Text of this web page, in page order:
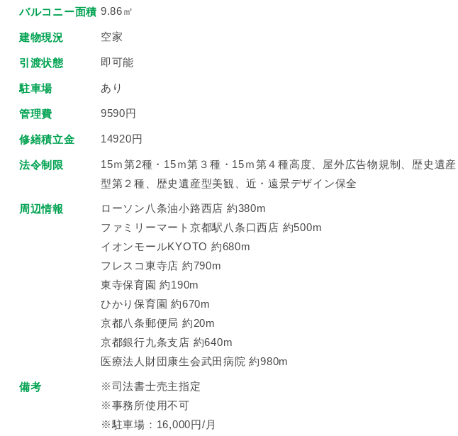
バルコニー面積 9.86㎡
建物現況 空家
引渡状態 即可能
駐車場 あり
管理費 9590円
修繕積立金 14920円
法令制限
15ｍ第2種・15ｍ第３種・15ｍ第４種高度、屋外広告物規制、歴史遺産
型第２種、歴史遺産型美観、近・遠景デザイン保全
周辺情報
ローソン八条油小路西店 約380m
ファミリーマート京都駅八条口西店 約500m
イオンモールKYOTO 約680m
フレスコ東寺店 約790m
東寺保育園 約190m
ひかり保育園 約670m
京都八条郵便局 約20m
京都銀行九条支店 約640m
医療法人財団康生会武田病院 約980m
備考
※司法書士売主指定
※事務所使用不可
※駐車場：16,000円/月